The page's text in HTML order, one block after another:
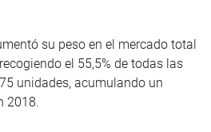
su peso en el mercado total
el 55,5% de todas las
unidades, acumulando un
2018.